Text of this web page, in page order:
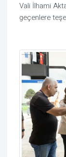
Vali İlhami
geçenlere